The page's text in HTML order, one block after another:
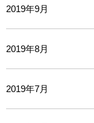
2019年9月
2019年8月
2019年7月